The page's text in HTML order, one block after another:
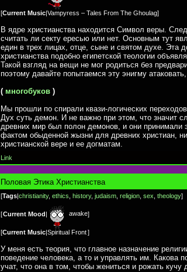
[Current Music Vampyress – Tales From The Ghoulag]
В ядре христианства находится Символ веры.
считать ли секту ересью или нет. Основным тут
един в трех лицах, отце, сыне и святом духе. Эта
христианства подобно египетской теологии
Такой взгляд на вещи не мог родиться без
поэтому давайте попытаемся эту энигму
( многобуков )
Мы прошли по спирали квази-логических
Дух суть демон. И не важно при этом, что значит
древних мир был полон демонов, и они принимали
фактом обыденной жызни для древних христиан,
христианской вере и ее догматам.
Link
Половая Этика Христианства
[Tags|christianity, ethics history, judaism religion sex theology]
[Current Mood| awake]
[Current Music|Spiritual Front]
У меня есть теория, что главное назначение
поведение человека, а то и управлять им. Какова
учат, что она в том, чтобы жениться и рожать